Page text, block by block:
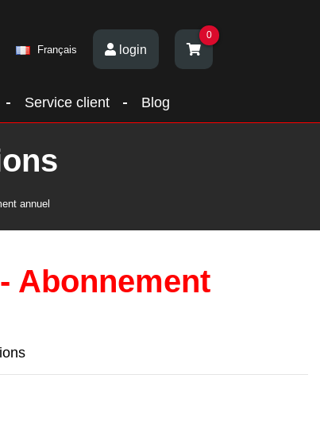
Français login
0
Service client Blog
annuel
Abonnement